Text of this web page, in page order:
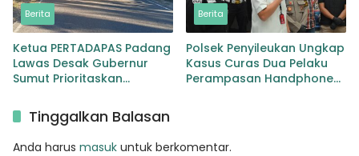
Berita
Ketua PERTADAPAS Padang
Lawas Desak Gubernur
Sumut Prioritaskan
Sibuhuan–Gunungtua
Berita
Polsek Penyileukan Ungkap
Kasus Curas Dua Pelaku
Perampasan Handphone
Tinggalkan Balasan
Anda harus masuk untuk berkomentar.